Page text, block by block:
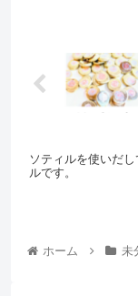
ソティルを使いだ
ルです。
ホーム 未